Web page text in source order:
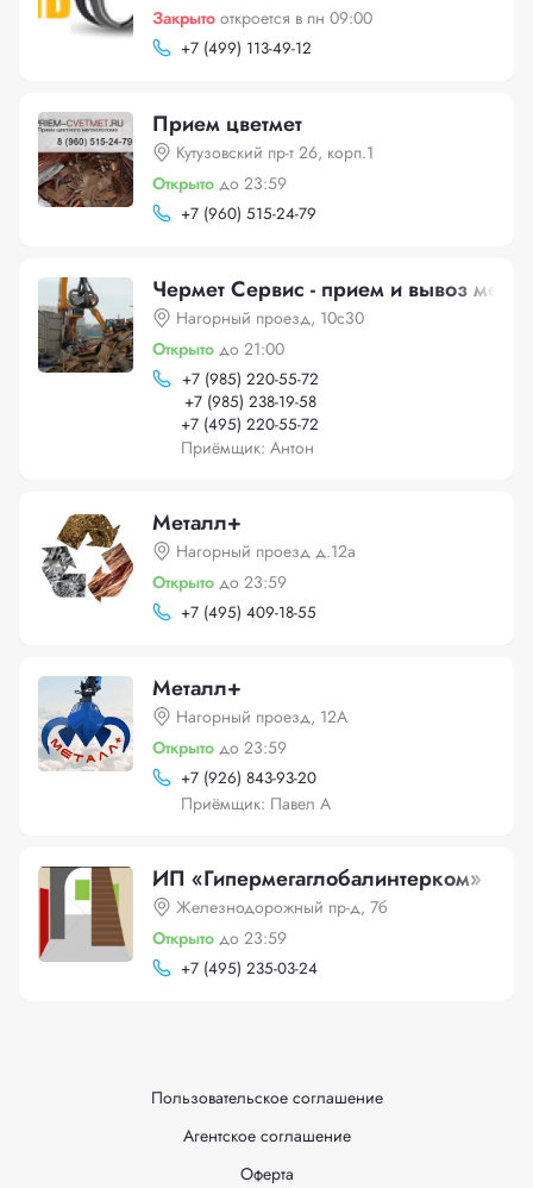
Закрыто откроется в пн 09:00
+7 (499) 113-49-12
Прием цветмет
Кутузовский пр-т 26, корп.1
Открыто до 23:59
+7 (960) 515-24-79
Чермет Сервис - прием и вывоз
Нагорный проезд, 10с30
Открыто до 21:00
+7 (985) 220-55-72
+7 (985) 238-19-58
+7 (495) 220-55-72
Приёмщик: Антон
Металл+
Нагорный проезд д.12а
Открыто до 23:59
+7 (495) 409-18-55
Металл+
Нагорный проезд, 12А
Открыто до 23:59
+7 (926) 843-93-20
Приёмщик: Павел А
ИП «Гипермегаглобалинтерком»
Железнодорожный пр-д, 7б
Открыто до 23:59
+7 (495) 235-03-24
Пользовательское соглашение
Агентское соглашение
Оферта